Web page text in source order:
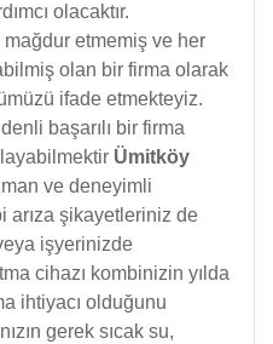
olacaktır.
etmemiş ve her
olan bir firma olarak
ifade etmekteyiz.
başarılı bir firma
Ümitköy
ve deneyimli
arıza şikayetleriniz de
işyerinizde
cihazı kombinizin yılda
ihtiyacı olduğunu
gerek sıcak su,